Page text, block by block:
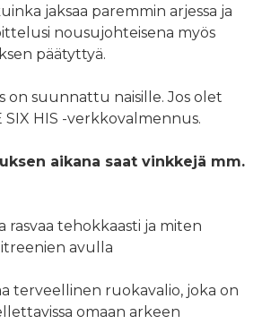
jaksaa paremmin arjessa ja
nousujohteisena myös
päätyttyä.
on suunnattu naisille. Jos olet
SIX HIS -verkkovalmennus.
aikana saat vinkkejä mm.
rasvaa tehokkaasti ja miten
avulla
terveellinen ruokavalio, joka on
omaan arkeen